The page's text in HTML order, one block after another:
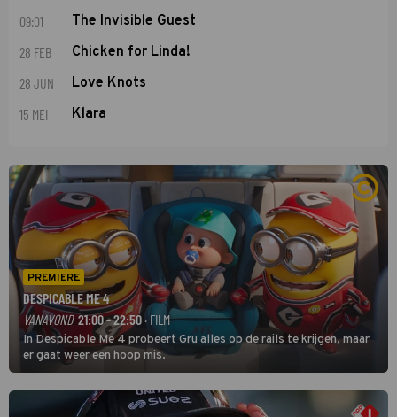
09:01 The Invisible Guest
28 FEB Chicken for Linda!
28 JUN Love Knots
15 MEI Klara
PREMIERE
DESPICABLE ME 4
VANAVOND 21:00 - 22:50 · FILM
In Despicable Me 4 probeert Gru alles op de rails te krijgen, maar
er gaat weer een hoop mis.